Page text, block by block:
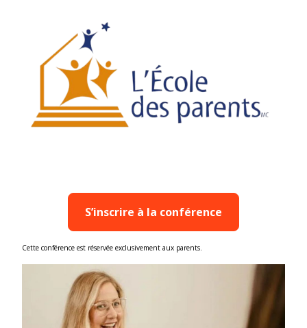
S’inscrire à la conférence
Cette conférence est réservée exclusivement aux parents.